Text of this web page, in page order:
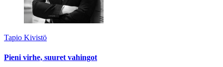
Tapio Kivistö
Pieni virhe, suuret vahingot